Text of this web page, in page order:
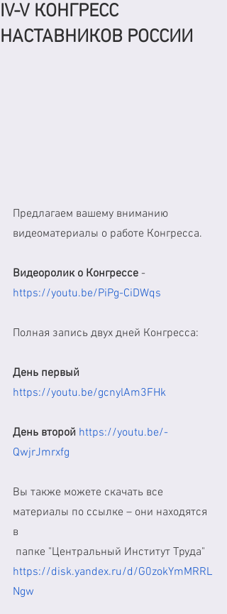
IV-V КОНГРЕСС
НАСТАВНИКОВ РОССИИ
Предлагаем вашему вниманию
видеоматериалы о работе Конгресса.
Видеоролик о Конгрессе -
https://youtu.be/PiPg-CiDWqs
Полная запись двух дней Конгресса:
День первый
https://youtu.be/gcnylAm3FHk
День второй https://youtu.be/-
QwjrJmrxfg
Вы также можете скачать все
материалы по ссылке – они находятся
в
папке "Центральный Институт Труда"
https://disk.yandex.ru/d/G0zokYmMRRL
Ngw